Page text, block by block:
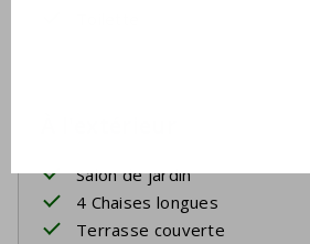
Salon de jardin
4 Chaises longues
Terrasse couverte